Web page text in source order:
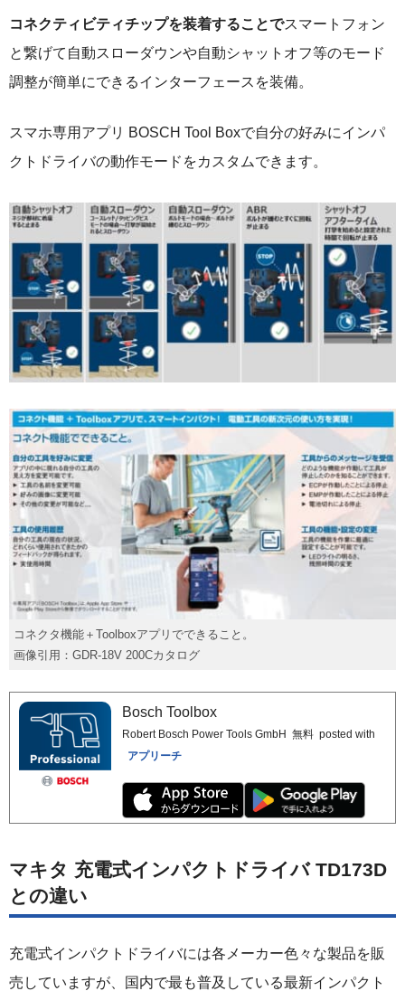
コネクティビティチップを装着することでスマートフォン
と繋げて自動スローダウンや自動シャットオフ等のモード
調整が簡単にできるインターフェースを装備。
スマホ専用アプリ BOSCH Tool Boxで自分の好みにインパ
クトドライバの動作モードをカスタムできます。
コネクタ機能＋Toolboxアプリでできること。
画像引用：GDR-18V 200Cカタログ
Bosch Toolbox
Robert Bosch Power Tools GmbH 無料 posted with
アプリーチ
マキタ 充電式インパクトドライバ TD173D
との違い
充電式インパクトドライバには各メーカー色々な製品を販
売していますが、国内で最も普及している最新インパクト